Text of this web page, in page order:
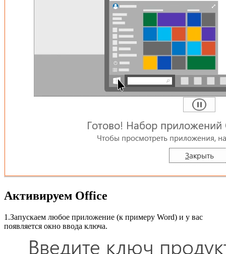
Активируем Office
1.Запускаем любое приложение (к примеру Word) и у вас
появляется окно ввода ключа.